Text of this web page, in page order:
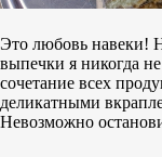
Это любовь навеки!
выпечки я никогда
сочетание всех
деликатными
Невозможно